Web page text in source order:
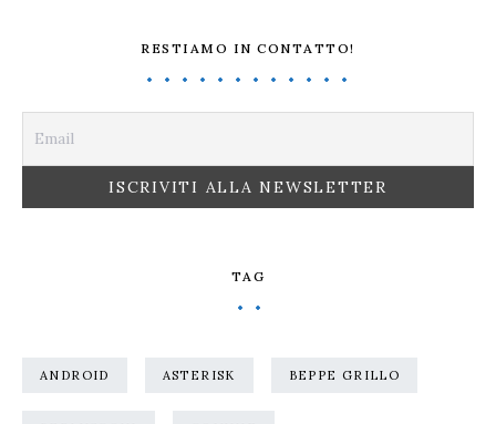
RESTIAMO IN CONTATTO!
TAG
ANDROID ASTERISK BEPPE GRILLO